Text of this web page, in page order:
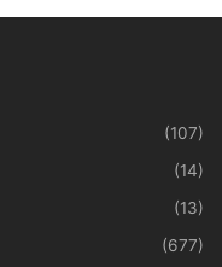
(107)
(14)
(13)
(677)